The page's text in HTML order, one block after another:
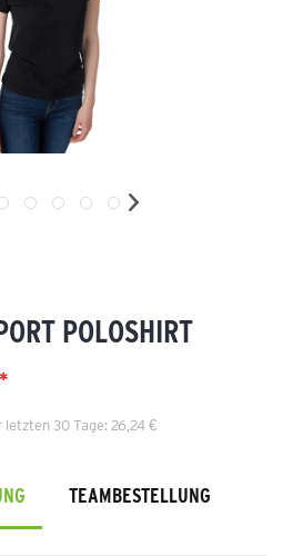
POLOSHIRT
30 Tage: 26,24 €
TEAMBESTELLUNG